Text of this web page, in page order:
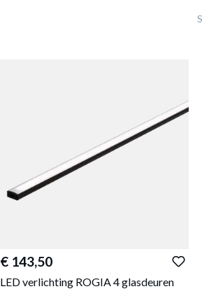
€ 143,50
LED verlichting ROGIA 4 glasdeuren